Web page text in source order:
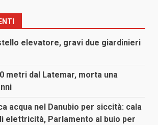
elevatore, gravi due giardinieri
metri dal Latemar, morta una
acqua nel Danubio per siccità: cala
elettricità, Parlamento al buio per